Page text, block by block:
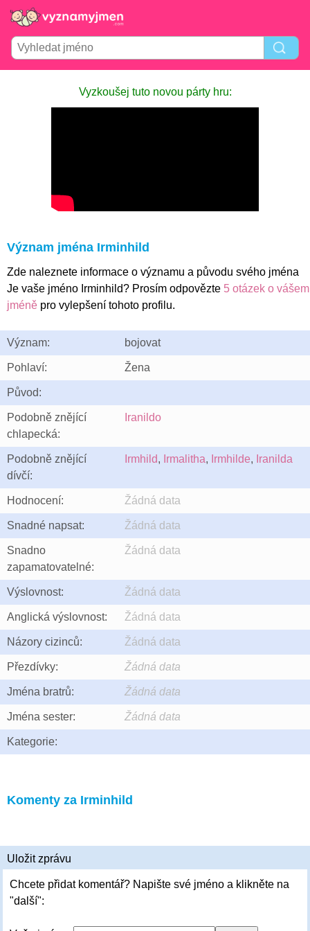
Vyzkoušej tuto novou párty hru:
Význam jména Irminhild
Zde naleznete informace o významu a původu svého jména
Je vaše jméno Irminhild? Prosím odpovězte 5 otázek o vášem
jméně pro vylepšení tohoto profilu.
Význam: bojovat
Pohlaví: Žena
Původ:
Podobně znějící
chlapecká:
Iranildo
Podobně znějící
dívčí:
Irmhild, Irmalitha, Irmhilde, Iranilda
Hodnocení: Žádná data
Snadné napsat: Žádná data
Snadno
zapamatovatelné:
Žádná data
Výslovnost: Žádná data
Anglická výslovnost: Žádná data
Názory cizinců: Žádná data
Přezdívky: Žádná data
Jména bratrů: Žádná data
Jména sester: Žádná data
Kategorie:
Komenty za Irminhild
Uložit zprávu
Chcete přidat komentář? Napište své jméno a klikněte na
"další":